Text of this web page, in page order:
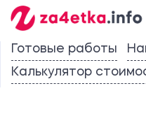
Готовые работы
Калькулятор